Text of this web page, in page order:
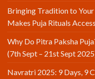
Bringing Tradition to
Makes Puja Rituals
Why Do Pitra Paksha
(7th Sept – 21st Sept
Navratri 2025: 9 Days, 9